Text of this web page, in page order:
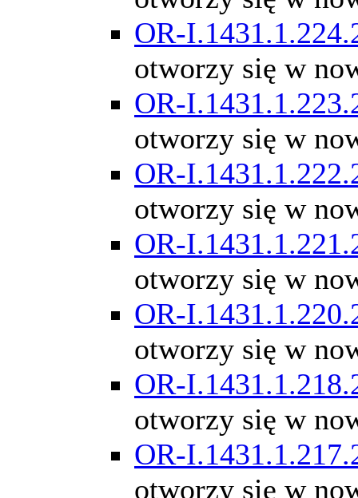
OR-
otworzy się w
OR-
otworzy się w
OR-
otworzy się w
OR-
otworzy się w
OR-
otworzy się w
OR-
otworzy się w
OR-
otworzy się w